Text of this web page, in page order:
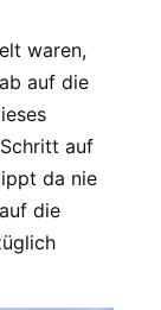
waren,
auf die
auf
da nie
die